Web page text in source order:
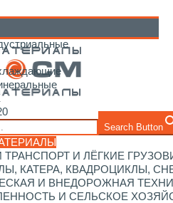
Search Button
ТРАНСПОРТ И ЛЁГКИЕ
КАТЕРА, КВАДРОЦИКЛЫ,
И ВНЕДОРОЖНАЯ
И СЕЛЬСКОЕ